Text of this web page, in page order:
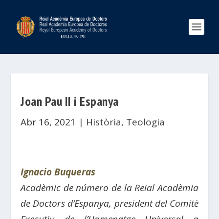
Joan Pau II i Espanya
Abr 16, 2021 | Història, Teologia
Ignacio Buqueras
Acadèmic de número de la Reial Acadèmia
de Doctors d’Espanya, president del Comitè